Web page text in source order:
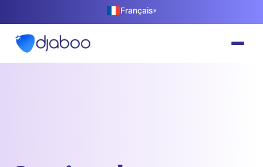
Français▾